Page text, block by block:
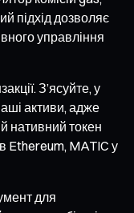
підхід дозволяє
управління
З’ясуйте, у
активи, адже
нативний токен
Ethereum, MATIC у
для